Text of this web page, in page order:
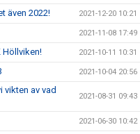
även 2022! 2021-12-20 10:21
2021-11-08 17:49
Höllviken! 2021-10-11 10:31
2021-10-04 20:56
vikten av vad
2021-08-31 09:43
2021-06-30 10:42